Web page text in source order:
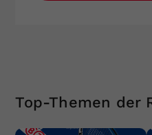
Top-Themen der